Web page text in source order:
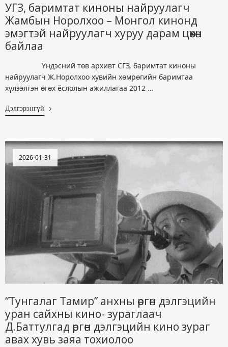
УГЗ, баримтат киноны найруулагч
Жамбын Норолхоо – Монгол кинонд
эмэгтэй найруулагч хуруу дарам цөөхөн
байлаа
Үндэсний төв архивт СГЗ, баримтат киноны
найруулагч Ж.Норолхоо хувийн хөмрөгийн баримтаа
хүлээлгэн өгөх ёслолын ажиллагаа 2012 …
Дэлгэрэнгүй
2026-01-31
“Тунгалаг Тамир” анхны өргөн дэлгэцийн
уран сайхны кино- зураглаач
Д.Баттулгад өргөн дэлгэцийн кино зураг
авах хувь заяа тохиолоо